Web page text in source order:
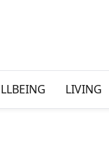
LIVING